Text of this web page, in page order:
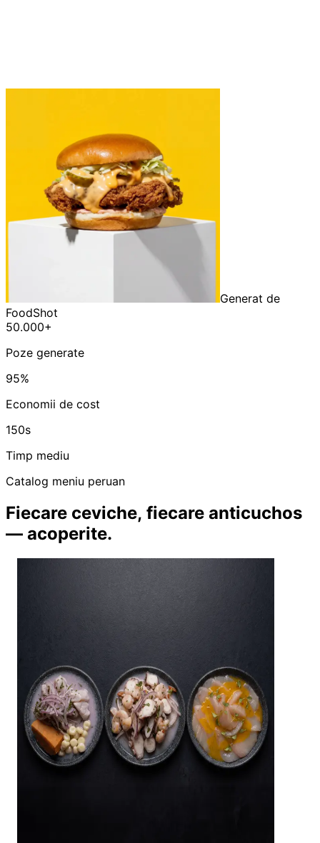
Generat de
FoodShot
50.000+
Poze generate
95%
Economii de cost
150s
Timp mediu
Catalog meniu peruan
Fiecare ceviche, fiecare anticuchos
— acoperite.